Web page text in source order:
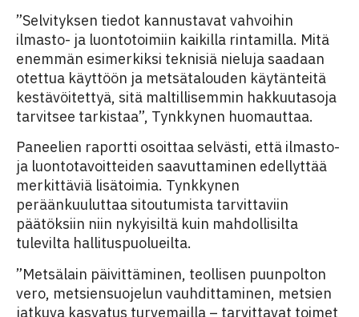
”Selvityksen tiedot kannustavat vahvoihin
ilmasto- ja luontotoimiin kaikilla rintamilla. Mitä
enemmän esimerkiksi teknisiä nieluja saadaan
otettua käyttöön ja metsätalouden käytänteitä
kestävöitettyä, sitä maltillisemmin hakkuutasoja
tarvitsee tarkistaa”, Tynkkynen huomauttaa.
Paneelien raportti osoittaa selvästi, että ilmasto-
ja luontotavoitteiden saavuttaminen edellyttää
merkittäviä lisätoimia. Tynkkynen
peräänkuuluttaa sitoutumista tarvittaviin
päätöksiin niin nykyisiltä kuin mahdollisilta
tulevilta hallituspuolueilta.
”Metsälain päivittäminen, teollisen puunpolton
vero, metsiensuojelun vauhdittaminen, metsien
jatkuva kasvatus turvemailla – tarvittavat toimet